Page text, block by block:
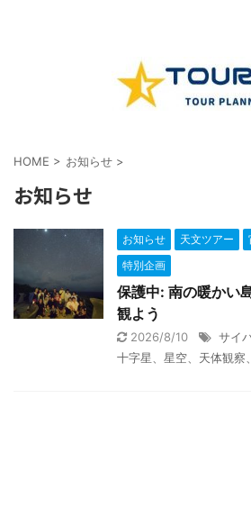
HOME > お知らせ >
お知らせ
お知らせ 天文ツアー
特別企画
保護中: 南の暖かい
観よう
2026/8/10
サイ
十字星、星空、天体観察